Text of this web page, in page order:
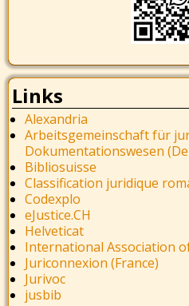
Links
Alexandria
Arbeitsgemeinschaft für
Dokumentationswesen
Bibliosuisse
Classification juridique
Codexplo
eJustice.CH
Helveticat
International Association
Juriconnexion (France)
Jurivoc
jusbib